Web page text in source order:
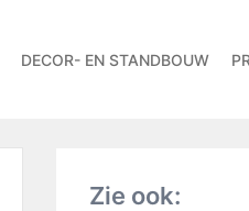
DECOR- EN STANDBOUW
Zie ook: